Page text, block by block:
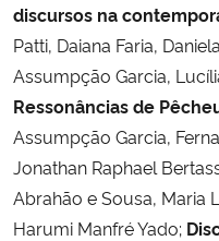
discursos na
Patti, Daiana Faria,
Assumpção Garcia,
Ressonâncias de
Assumpção Garcia,
Jonathan Raphael
Abrahão e Sousa, Maria
Harumi Manfré Yado;